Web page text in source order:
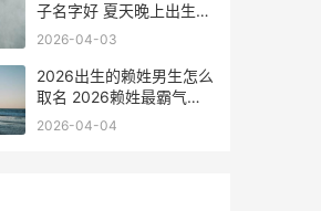
子名字好 夏天晚上出生的
蛇
2026-04-03
2026出生的赖姓男生怎么
取名 2026赖姓最霸气的
名字
2026-04-04